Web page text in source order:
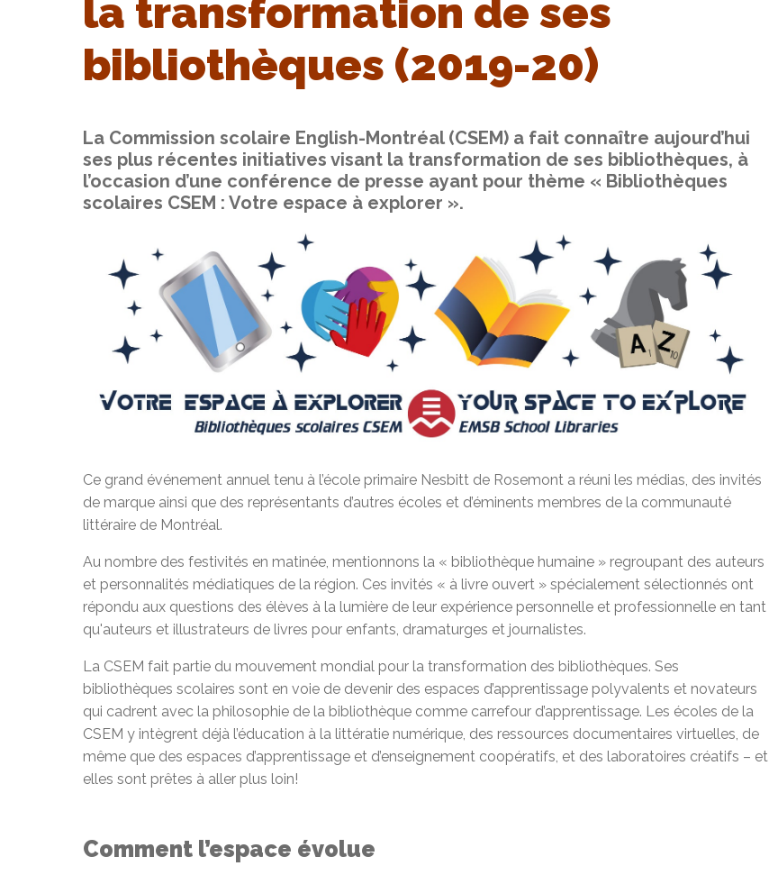
la transformation de ses
bibliothèques (2019-20)
La Commission scolaire English-Montréal (CSEM) a fait connaître aujourd’hui
ses plus récentes initiatives visant la transformation de ses bibliothèques, à
l’occasion d’une conférence de presse ayant pour thème « Bibliothèques
scolaires CSEM : Votre espace à explorer ».
Ce grand événement annuel tenu à l’école primaire Nesbitt de Rosemont a réuni les médias, des invités
de marque ainsi que des représentants d’autres écoles et d’éminents membres de la communauté
littéraire de Montréal.
Au nombre des festivités en matinée, mentionnons la « bibliothèque humaine » regroupant des auteurs
et personnalités médiatiques de la région. Ces invités « à livre ouvert » spécialement sélectionnés ont
répondu aux questions des élèves à la lumière de leur expérience personnelle et professionnelle en tant
qu'auteurs et illustrateurs de livres pour enfants, dramaturges et journalistes.
La CSEM fait partie du mouvement mondial pour la transformation des bibliothèques. Ses
bibliothèques scolaires sont en voie de devenir des espaces d’apprentissage polyvalents et novateurs
qui cadrent avec la philosophie de la bibliothèque comme carrefour d’apprentissage. Les écoles de la
CSEM y intègrent déjà l’éducation à la littératie numérique, des ressources documentaires virtuelles, de
même que des espaces d’apprentissage et d’enseignement coopératifs, et des laboratoires créatifs – et
elles sont prêtes à aller plus loin!
Comment l’espace évolue